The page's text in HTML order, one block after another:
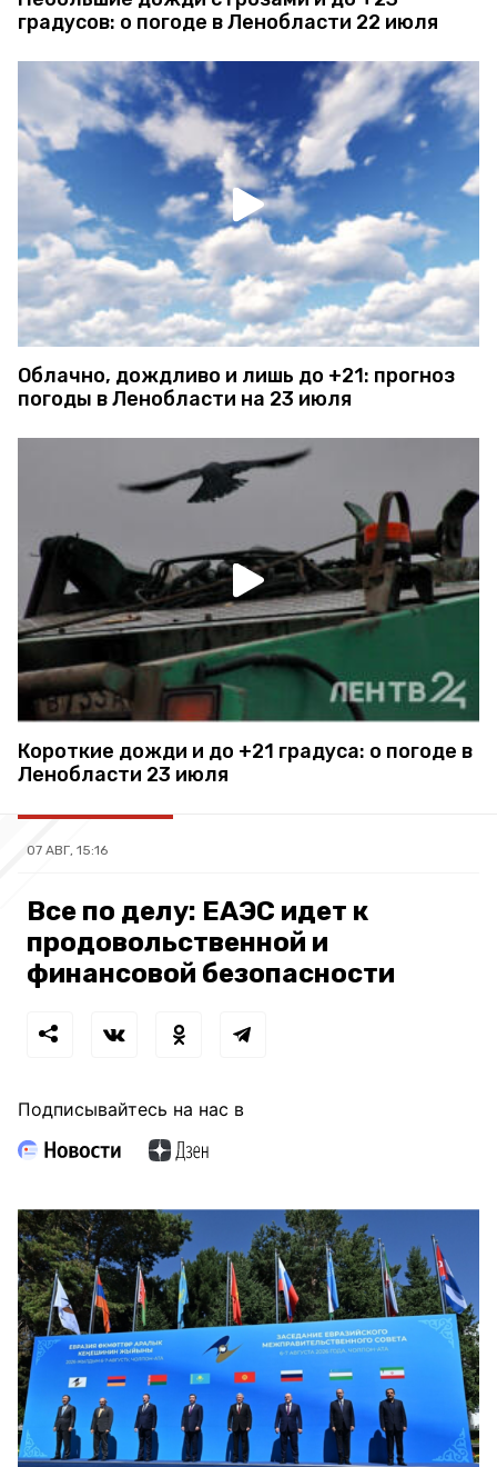
градусов: о погоде в Ленобласти 22 июля
Облачно, дождливо и лишь до +21: прогноз
погоды в Ленобласти на 23 июля
Короткие дожди и до +21 градуса: о погоде в
Ленобласти 23 июля
07 АВГ, 15:16
Все по делу: ЕАЭС идет к
продовольственной и
финансовой безопасности
Подписывайтесь на нас в